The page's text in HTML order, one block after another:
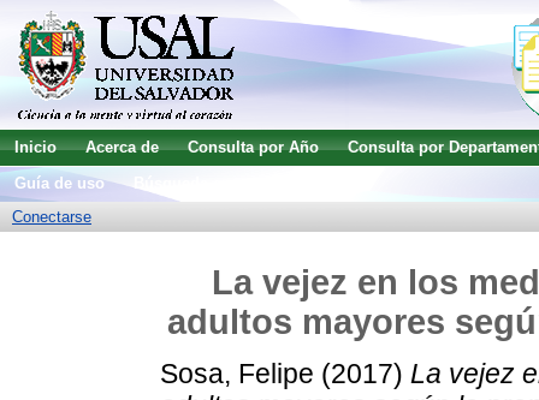
Inicio Acerca de Consulta por Año
Consulta por
Guía de uso
Conectarse
La vejez en los
adultos mayores
Sosa, Felipe (2017) La vejez